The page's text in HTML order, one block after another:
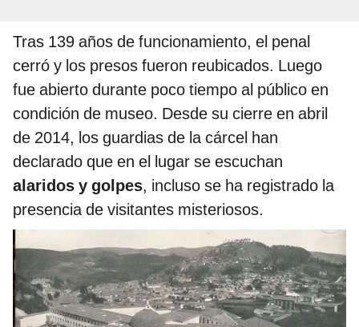
Tras 139 años de funcionamiento, el penal
cerró y los presos fueron reubicados. Luego
fue abierto durante poco tiempo al público en
condición de museo. Desde su cierre en abril
de 2014, los guardias de la cárcel han
declarado que en el lugar se escuchan
alaridos y golpes, incluso se ha registrado la
presencia de visitantes misteriosos.